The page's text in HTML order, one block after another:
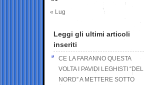
« Lug
Leggi gli ultimi articoli
inseriti
CE LA FARANNO QUESTA
VOLTA I PAVIDI LEGHISTI “DEL
NORD” A METTERE SOTTO